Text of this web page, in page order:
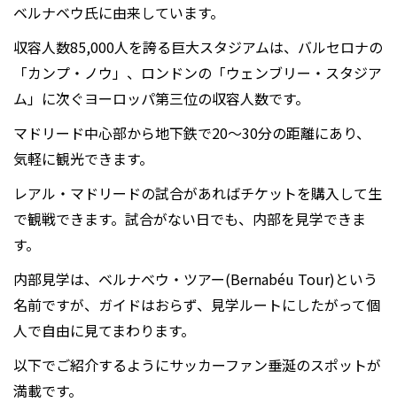
ベルナベウ氏に由来しています。
収容人数85,000人を誇る巨大スタジアムは、バルセロナの
「カンプ・ノウ」、ロンドンの「ウェンブリー・スタジア
ム」に次ぐヨーロッパ第三位の収容人数です。
マドリード中心部から地下鉄で20～30分の距離にあり、
気軽に観光できます。
レアル・マドリードの試合があればチケットを購入して生
で観戦できます。試合がない日でも、内部を見学できま
す。
内部見学は、ベルナべウ・ツアー(Bernabéu Tour)という
名前ですが、ガイドはおらず、見学ルートにしたがって個
人で自由に見てまわります。
以下でご紹介するようにサッカーファン垂涎のスポットが
満載です。